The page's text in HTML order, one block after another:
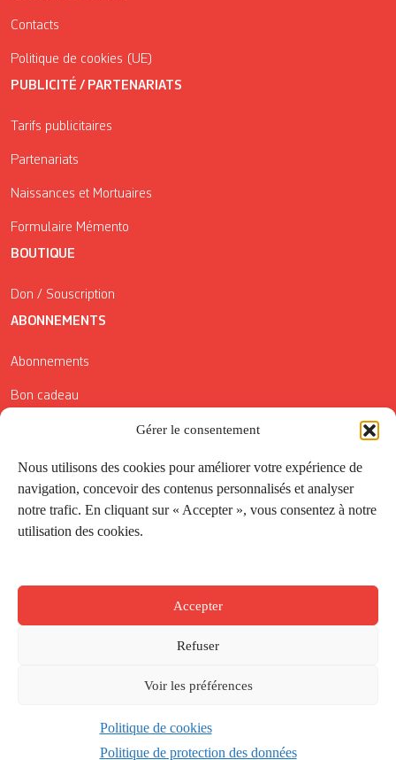
Gérer le consentement
Nous utilisons des cookies pour améliorer votre expérience de
navigation, concevoir des contenus personnalisés et analyser
notre trafic. En cliquant sur « Accepter », vous consentez à notre
utilisation des cookies.
Accepter
Refuser
Voir les préférences
Politique de cookies
Politique de protection des données
Contacts
Politique de cookies (UE)
PUBLICITÉ / PARTENARIATS
Tarifs publicitaires
Partenariats
Naissances et Mortuaires
Formulaire Mémento
BOUTIQUE
Don / Souscription
ABONNEMENTS
Abonnements
Bon cadeau
Conditions générales de vente
Réductions de la Carte Côté Courrier
Application